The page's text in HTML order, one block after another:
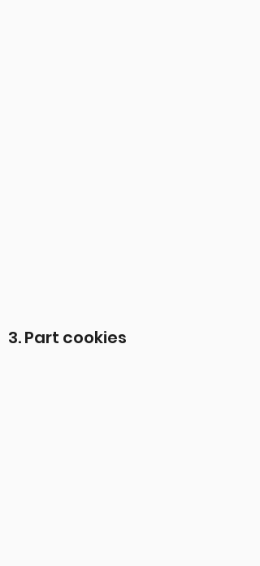
3. Part cookies